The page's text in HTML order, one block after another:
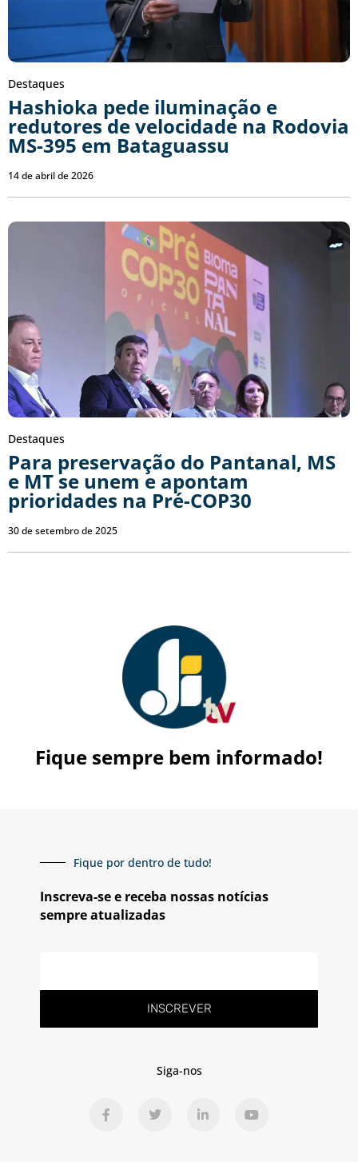
Destaques
Hashioka pede iluminação e
redutores de velocidade na Rodovia
MS-395 em Bataguassu
14 de abril de 2026
Destaques
Para preservação do Pantanal, MS
e MT se unem e apontam
prioridades na Pré-COP30
30 de setembro de 2025
Fique sempre bem informado!
Fique por dentro de tudo!
Inscreva-se e receba nossas notícias
sempre atualizadas
INSCREVER
Siga-nos
a
w
i
o